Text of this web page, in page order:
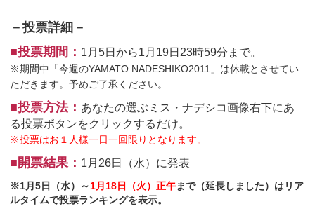
－投票詳細－
■投票期間： 1月5日から1月19日23時59分まで。
※期間中「今週のYAMATO NADESHIKO2011」は休載とさせてい
ただきます。予めご了承ください。
■投票方法： あなたの選ぶミス・ナデシコ画像右下にあ
る投票ボタンをクリックするだけ。
※投票はお１人様一日一回限りとなります。
■開票結果： 1月26日（水）に発表
※1月5日（水）～1月18日（火）正午まで（延長しました）はリア
ルタイムで投票ランキングを表示。